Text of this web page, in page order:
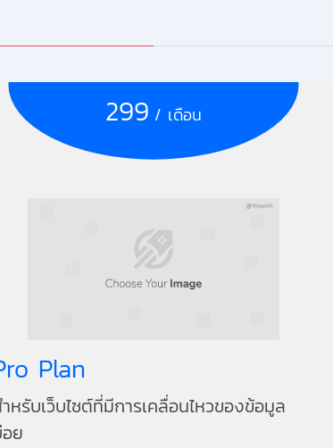
299 / เดือน
Plan
หรับเว็บไซต์ที่มีการเคลื่อนไหวของข้อมูล
ย